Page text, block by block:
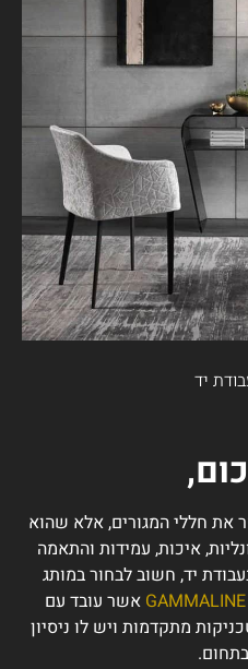
יד
חללי המגורים, אלא שהוא
איכות, עמידות והתאמה
יד, חשוב לבחור במותג
אשר עובד עם
מתקדמות ויש לו ניסיון